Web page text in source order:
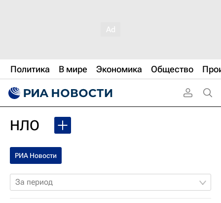
Политика В мире Экономика Общество
НЛО
РИА Новости
За период